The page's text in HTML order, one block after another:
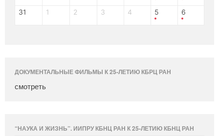
31 1 2 3 4 5 6
ДОКУМЕНТАЛЬНЫЕ ФИЛЬМЫ К 25-ЛЕТИЮ КБРЦ РАН
смотреть
“НАУКА И ЖИЗНЬ”. ИИПРУ КБНЦ РАН К 25-ЛЕТИЮ КБНЦ РАН